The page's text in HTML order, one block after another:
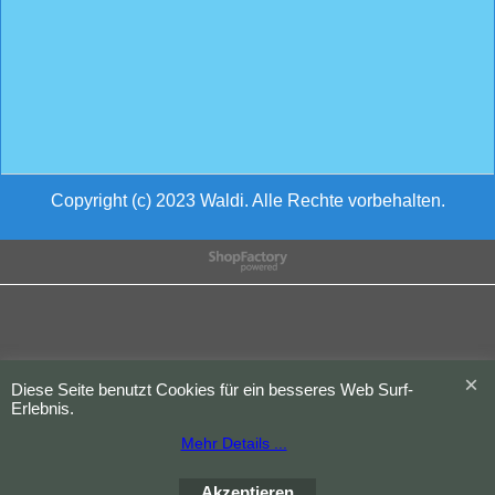
Copyright (c) 2023 Waldi. Alle Rechte vorbehalten.
WebShop erstellt mit
ShopFactory Shop
Diese Seite benutzt Cookies für ein besseres Web Surf-
Erlebnis.
Mehr Details ...